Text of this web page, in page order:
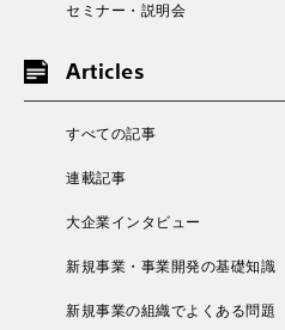
セミナー・説明会
Articles
すべての記事
連載記事
大企業インタビュー
新規事業・事業開発の基礎知識
新規事業の組織でよくある問題